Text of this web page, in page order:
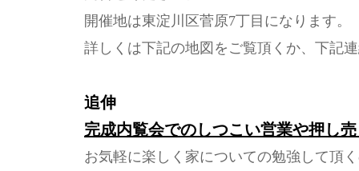
開催地は東淀川区菅原7丁目になります。
詳しくは下記の地図をご覧頂くか、下記
追伸
完成内覧会でのしつこい営業や押し
お気軽に楽しく家についての勉強して頂